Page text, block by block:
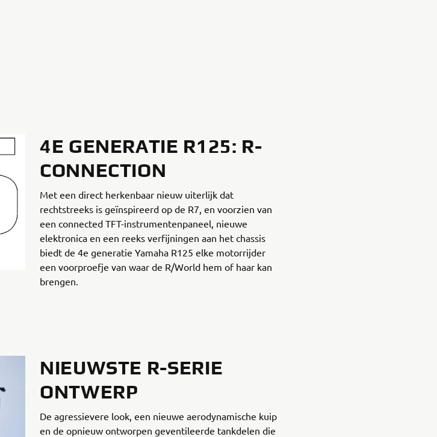
4E GENERATIE R125: R-
CONNECTION
Met een direct herkenbaar nieuw uiterlijk dat
rechtstreeks is geïnspireerd op de R7, en voorzien van
een connected TFT-instrumentenpaneel, nieuwe
elektronica en een reeks verfijningen aan het chassis
biedt de 4e generatie Yamaha R125 elke motorrijder
een voorproefje van waar de R/World hem of haar kan
brengen.
NIEUWSTE R-SERIE
ONTWERP
De agressievere look, een nieuwe aerodynamische kuip
en de opnieuw ontworpen geventileerde tankdelen die